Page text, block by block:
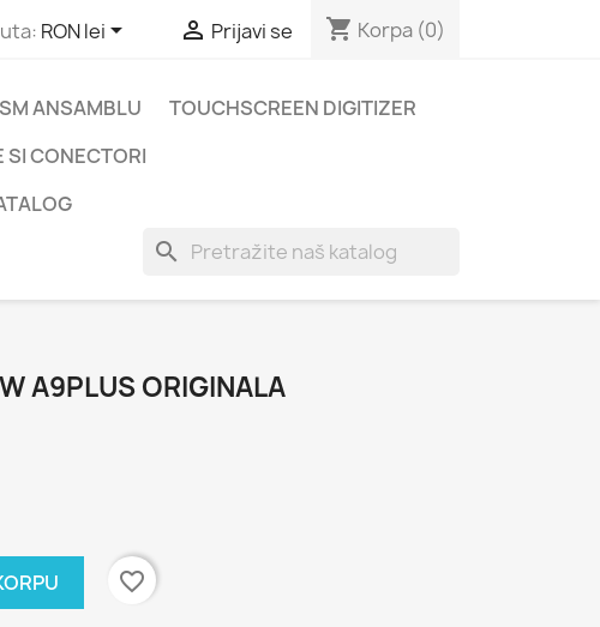
RON lei  Prijavi se shopping_cart Korpa (0)
ANSAMBLU
TOUCHSCREEN DIGITIZER
SI CONECTORI
search
A9PLUS ORIGINALA
favorite_border